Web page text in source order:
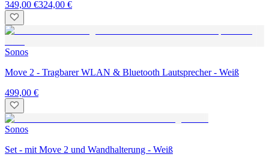
349,00 €324,00 €
Sonos
Move 2 - Tragbarer WLAN & Bluetooth Lautsprecher - Weiß
499,00 €
Sonos
Set - mit Move 2 und Wandhalterung - Weiß